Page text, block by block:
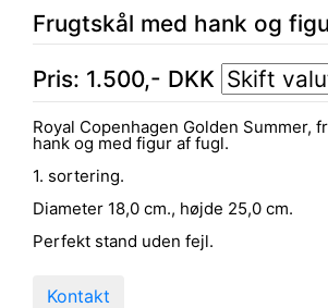
Frugtskål med hank og
Pris: 1.500,- DKK
Royal Copenhagen Golden Summer,
hank og med figur af fugl.
1. sortering.
Diameter 18,0 cm., højde 25,0 cm.
Perfekt stand uden fejl.
Kontakt